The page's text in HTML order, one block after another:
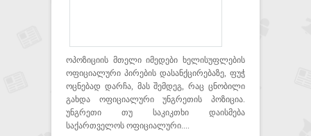
ოპოზიციის მთელი იმედები ხელისუფლების
ოფიციალური პირების დასანქცირებაზე, ფუჭ
ოცნებად დარჩა, მას შემდეგ, რაც ცნობილი
გახდა ოფიციალური უნგრეთის პოზიცია.
უნგრეთი თუ საკიკთხი დაისმება
საქართველოს ოფიციალური....